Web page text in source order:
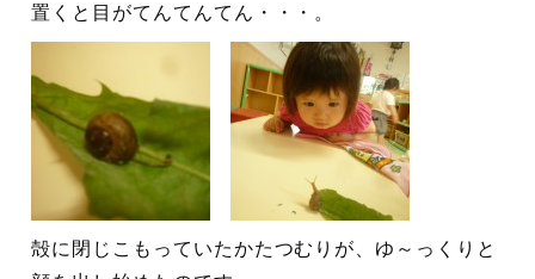
置くと目がてんてんてん・・・。
殻に閉じこもっていたかたつむりが、ゆ～っくりと